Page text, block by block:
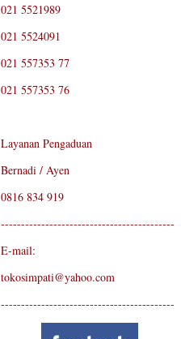
021 5521989
021 5524091
021 557353 77
021 557353 76
Layanan Pengaduan
Bernadi / Ayen
0816 834 919
-------------------------------------------
E-mail:
tokosimpati@yahoo.com
-------------------------------------------